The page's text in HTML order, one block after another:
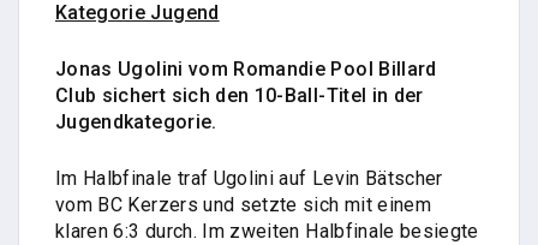
Kategorie Jugend
Jonas Ugolini vom Romandie Pool Billard
Club sichert sich den 10-Ball-Titel in der
Jugendkategorie.
Im Halbfinale traf Ugolini auf Levin Bätscher
vom BC Kerzers und setzte sich mit einem
klaren 6:3 durch. Im zweiten Halbfinale besiegte